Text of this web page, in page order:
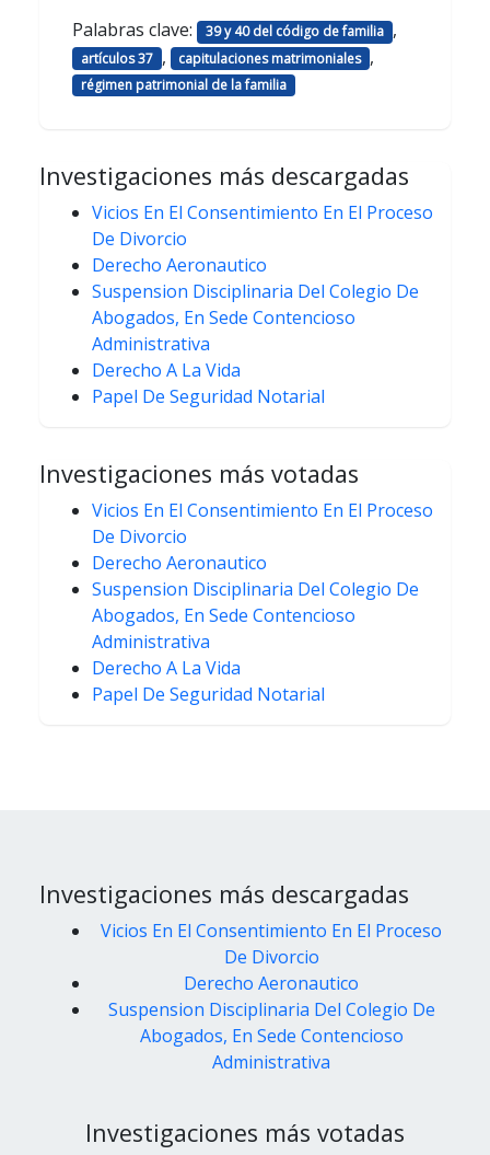
Palabras clave: 39 y 40 del código de familia ,
artículos 37 , capitulaciones matrimoniales ,
régimen patrimonial de la familia
Investigaciones más descargadas
Vicios En El Consentimiento En El Proceso
De Divorcio
Derecho Aeronautico
Suspension Disciplinaria Del Colegio De
Abogados, En Sede Contencioso
Administrativa
Derecho A La Vida
Papel De Seguridad Notarial
Investigaciones más votadas
Vicios En El Consentimiento En El Proceso
De Divorcio
Derecho Aeronautico
Suspension Disciplinaria Del Colegio De
Abogados, En Sede Contencioso
Administrativa
Derecho A La Vida
Papel De Seguridad Notarial
Investigaciones más descargadas
Vicios En El Consentimiento En El Proceso
De Divorcio
Derecho Aeronautico
Suspension Disciplinaria Del Colegio De
Abogados, En Sede Contencioso
Administrativa
Investigaciones más votadas